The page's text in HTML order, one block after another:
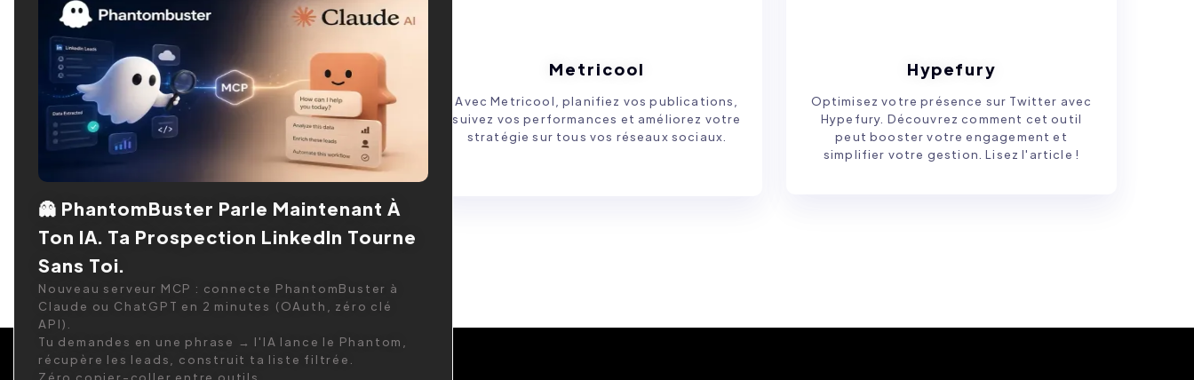
UpGrow
Boostez vos performances digitales avec
UpGrow. Attirez des prospects, optimisez
vos campagnes et atteignez vos objectifs.
Metricool
Avec Metricool, planifiez vos publications,
suivez vos performances et améliorez votre
stratégie sur tous vos réseaux sociaux.
Hypefury
Optimisez votre présence sur Twitter avec
Hypefury. Découvrez comment cet outil
peut booster votre engagement et
simplifier votre gestion. Lisez l'article !
👻 PhantomBuster Parle Maintenant À
Ton IA. Ta Prospection LinkedIn Tourne
Sans Toi.
Nouveau serveur MCP : connecte PhantomBuster à
Claude ou ChatGPT en 2 minutes (OAuth, zéro clé
API).
Tu demandes en une phrase → l'IA lance le Phantom,
récupère les leads, construit ta liste filtrée.